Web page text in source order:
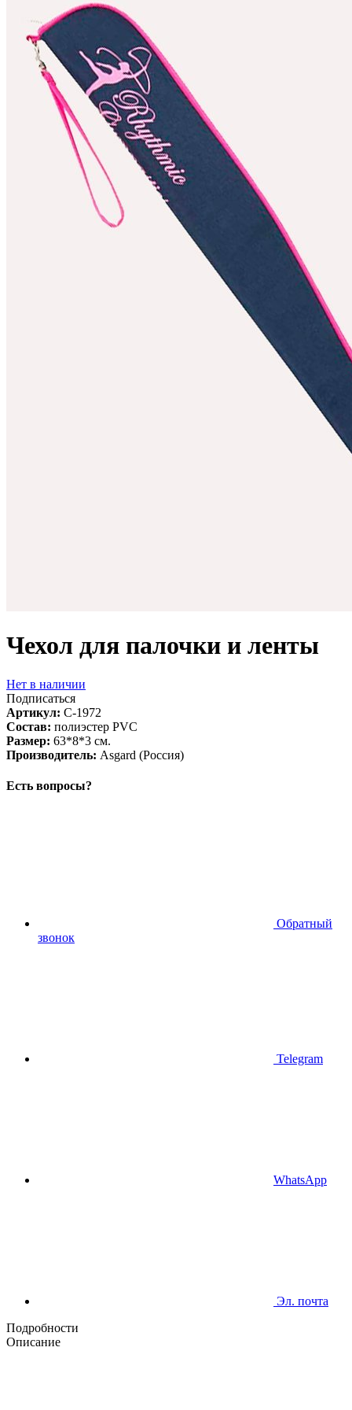
Чехол для палочки и ленты
Нет в наличии
Подписаться
Артикул: С-1972
Состав: полиэстер PVC
Размер: 63*8*3 см.
Производитель: Asgard (Россия)
Есть вопросы?
Обратный
звонок
Telegram
WhatsApp
Эл. почта
Подробности
Описание